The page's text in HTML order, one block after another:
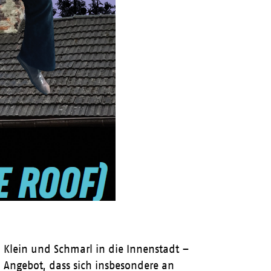
Klein und Schmarl in die Innenstadt –
dass sich insbesondere an